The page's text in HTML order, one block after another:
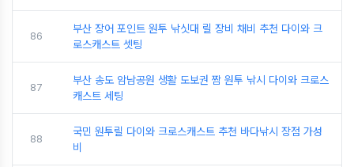
86
부산 장어 포인트 원투 낚싯대 릴 장비 채비 추천 다이와 크
로스캐스트 셋팅
87
부산 송도 암남공원 생활 도보권 짬 원투 낚시 다이와 크로스
캐스트 세팅
88
국민 원투릴 다이와 크로스캐스트 추천 바다낚시 장점 가성
비